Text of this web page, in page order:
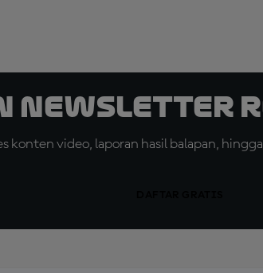
Newsletter
konten video, laporan hasil balapan,